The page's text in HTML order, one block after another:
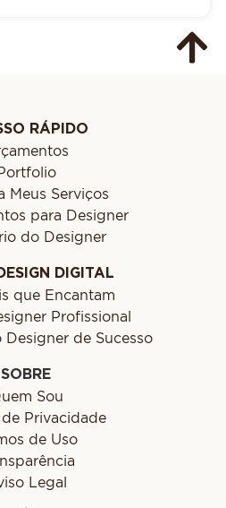
RÁPIDO
Meus Serviços
para Designer
do Designer
DIGITAL
que Encantam
Profissional
de Sucesso
SOBRE
Sou
Privacidade
de Uso
Legal